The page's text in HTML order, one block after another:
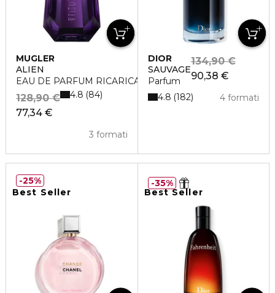
MUGLER
ALIEN
EAU DE PARFUM RICARICABILE
77,34 €
128,90 €
3 formati
4.8 84
DIOR
SAUVAGE
Parfum
90,38 €
134,90 €
4 formati
4.8 182
Best Seller
25%
Best Seller
35%